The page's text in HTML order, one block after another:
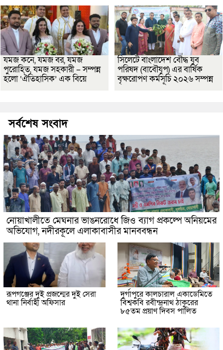
যমজ কনে, যমজ বর, যমজ
পুরোহিত, যমজ সহকারী – সম্পন্ন
হলো ‘ঐতিহাসিক’ এক বিয়ে
সিলেটে বাংলাদেশ বৌদ্ধ যুব
পরিষদ (বাবৌযুপ) এর বার্ষিক
বৃক্ষরোপণ কর্মসূচি ২০২৬ সম্পন্ন
সর্বশেষ সংবাদ
নোয়াখালীতে মেঘনার ভাঙনরোধে জিও ব্যাগ প্রকল্পে অনিয়মের
অভিযোগ, নদীরকূলে এলাকাবাসীর মানববন্ধন
রূপগঞ্জের দুই প্রজন্মের দুই সেরা
থানা নির্বাহী অফিসার
দুর্গাপুরে কালচারাল একাডেমিতে
বিশ্বকবি রবীন্দ্রনাথ ঠাকুরের
৮৫তম প্রয়াণ দিবস পালিত